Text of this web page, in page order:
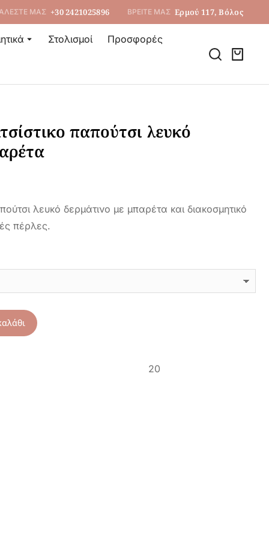
ΜΑΣ +30 2421025896 ΒΡΕΙΤΕ ΜΑΣ Ερμού 117, Βόλος
Στολισμοί Προσφορές
παπούτσι λευκό
λευκό δερμάτινο με μπαρέτα και διακοσμητικό
πέρλες.
20